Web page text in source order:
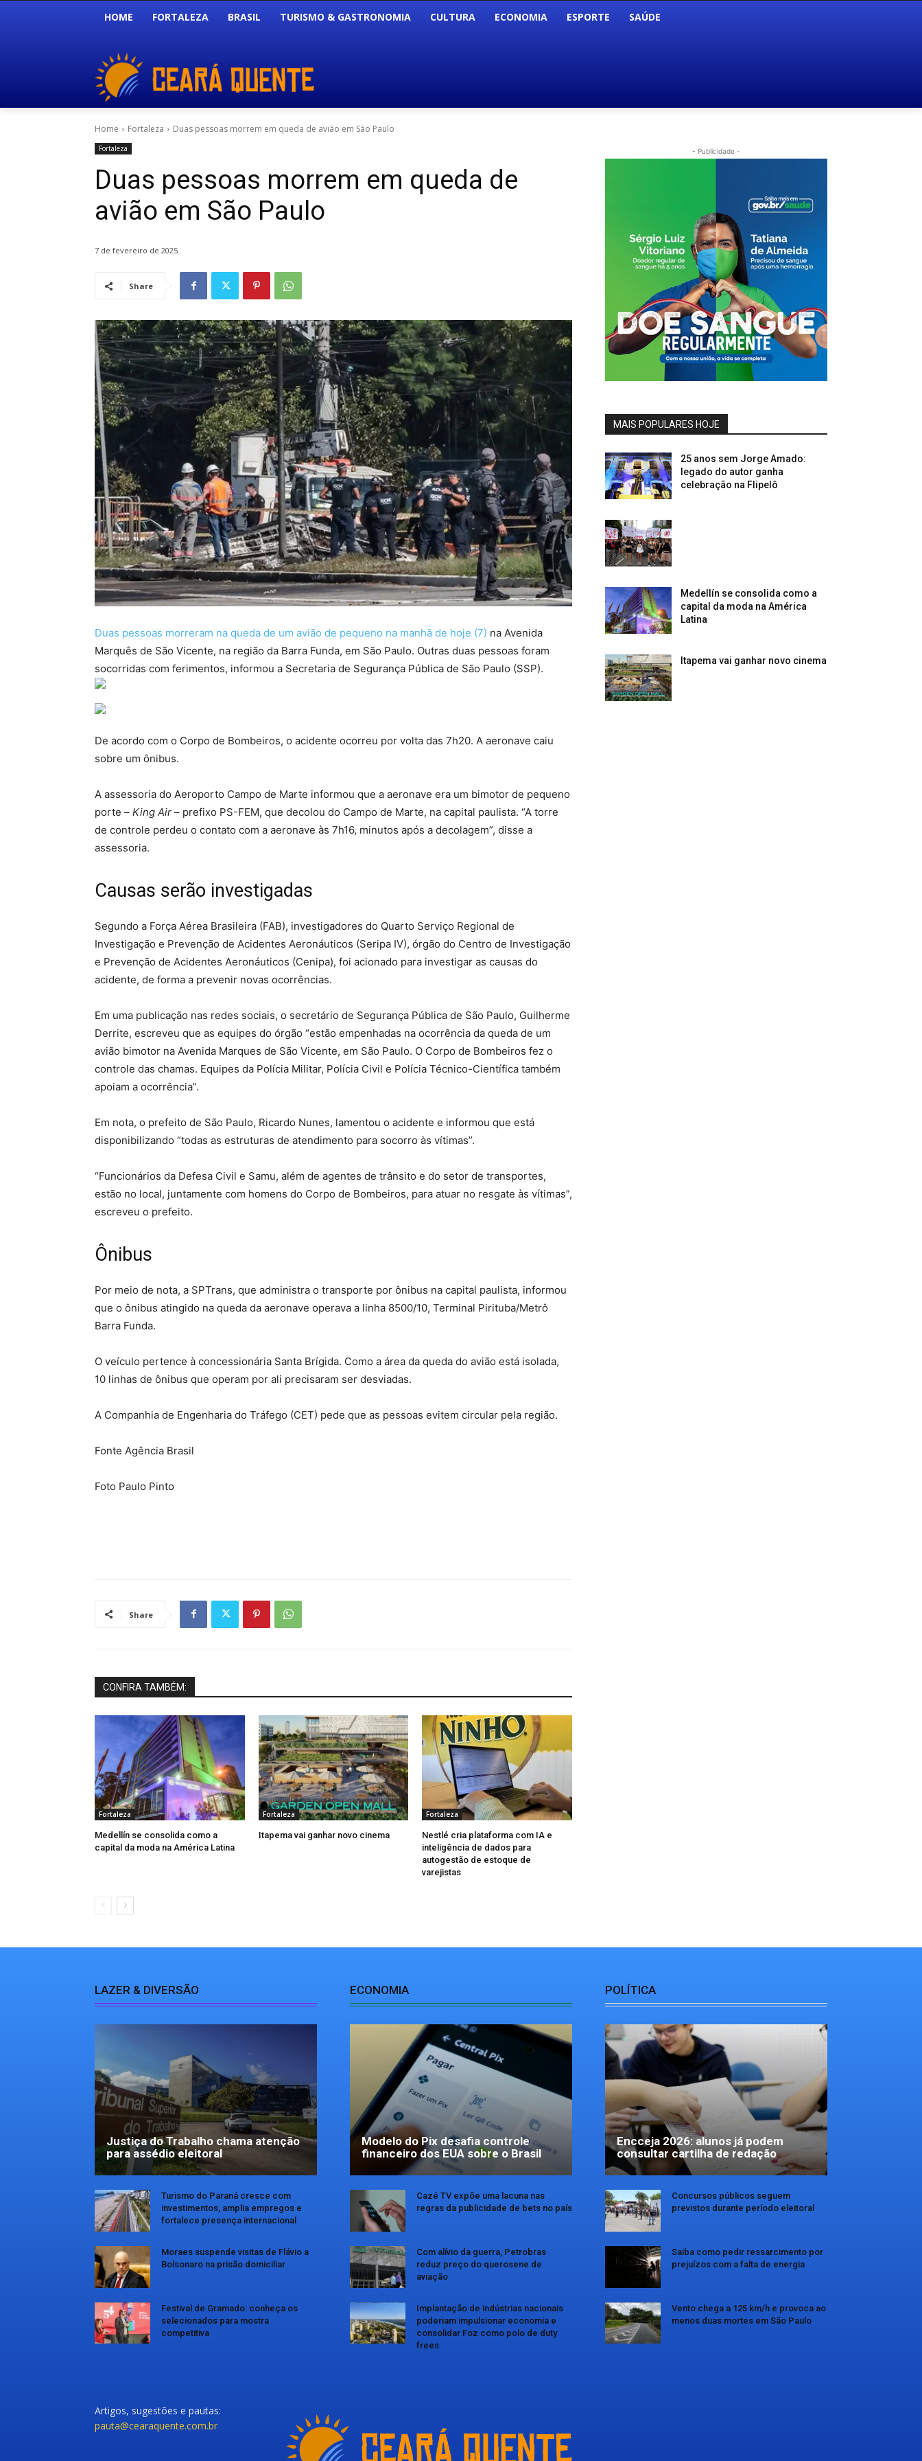
HOME FORTALEZA BRASIL TURISMO & GASTRONOMIA CULTURA ECONOMIA ESPORTE SAÚDE
Home Fortaleza Duas pessoas morrem em queda de avião em São Paulo
Fortaleza
Duas pessoas morrem em queda de
avião em São Paulo
7 de fevereiro de 2025
Share
Duas pessoas morreram na queda de um avião de pequeno na manhã de hoje (7) na Avenida
Marquês de São Vicente, na região da Barra Funda, em São Paulo. Outras duas pessoas foram
socorridas com ferimentos, informou a Secretaria de Segurança Pública de São Paulo (SSP).
De acordo com o Corpo de Bombeiros, o acidente ocorreu por volta das 7h20. A aeronave caiu
sobre um ônibus.
A assessoria do Aeroporto Campo de Marte informou que a aeronave era um bimotor de pequeno
porte – King Air – prefixo PS-FEM, que decolou do Campo de Marte, na capital paulista. “A torre
de controle perdeu o contato com a aeronave às 7h16, minutos após a decolagem”, disse a
assessoria.
Causas serão investigadas
Segundo a Força Aérea Brasileira (FAB), investigadores do Quarto Serviço Regional de
Investigação e Prevenção de Acidentes Aeronáuticos (Seripa IV), órgão do Centro de Investigação
e Prevenção de Acidentes Aeronáuticos (Cenipa), foi acionado para investigar as causas do
acidente, de forma a prevenir novas ocorrências.
Em uma publicação nas redes sociais, o secretário de Segurança Pública de São Paulo, Guilherme
Derrite, escreveu que as equipes do órgão “estão empenhadas na ocorrência da queda de um
avião bimotor na Avenida Marques de São Vicente, em São Paulo. O Corpo de Bombeiros fez o
controle das chamas. Equipes da Polícia Militar, Polícia Civil e Polícia Técnico-Científica também
apoiam a ocorrência”.
Em nota, o prefeito de São Paulo, Ricardo Nunes, lamentou o acidente e informou que está
disponibilizando “todas as estruturas de atendimento para socorro às vítimas”.
“Funcionários da Defesa Civil e Samu, além de agentes de trânsito e do setor de transportes,
estão no local, juntamente com homens do Corpo de Bombeiros, para atuar no resgate às vítimas”,
escreveu o prefeito.
Ônibus
Por meio de nota, a SPTrans, que administra o transporte por ônibus na capital paulista, informou
que o ônibus atingido na queda da aeronave operava a linha 8500/10, Terminal Pirituba/Metrô
Barra Funda.
O veículo pertence à concessionária Santa Brígida. Como a área da queda do avião está isolada,
10 linhas de ônibus que operam por ali precisaram ser desviadas.
A Companhia de Engenharia do Tráfego (CET) pede que as pessoas evitem circular pela região.
Fonte Agência Brasil
Foto Paulo Pinto
Share
CONFIRA TAMBÉM:
Fortaleza
Medellín se consolida como a
capital da moda na América Latina
Fortaleza
Itapema vai ganhar novo cinema
Fortaleza
Nestlé cria plataforma com IA e
inteligência de dados para
autogestão de estoque de
varejistas
- Publicidade -
MAIS POPULARES HOJE
25 anos sem Jorge Amado:
legado do autor ganha
celebração na Flipelô
Medellín se consolida como a
capital da moda na América
Latina
Itapema vai ganhar novo cinema
LAZER & DIVERSÃO
Justiça do Trabalho chama atenção
para assédio eleitoral
Turismo do Paraná cresce com
investimentos, amplia empregos e
fortalece presença internacional
Moraes suspende visitas de Flávio a
Bolsonaro na prisão domiciliar
Festival de Gramado: conheça os
selecionados para mostra
competitiva
ECONOMIA
Modelo do Pix desafia controle
financeiro dos EUA sobre o Brasil
Cazé TV expõe uma lacuna nas
regras da publicidade de bets no país
Com alívio da guerra, Petrobras
reduz preço do querosene de
aviação
Implantação de indústrias nacionais
poderiam impulsionar economia e
consolidar Foz como polo de duty
frees
POLÍTICA
Encceja 2026: alunos já podem
consultar cartilha de redação
Concursos públicos seguem
previstos durante período eleitoral
Saiba como pedir ressarcimento por
prejuízos com a falta de energia
Vento chega a 125 km/h e provoca ao
menos duas mortes em São Paulo
Artigos, sugestões e pautas:
pauta@cearaquente.com.br